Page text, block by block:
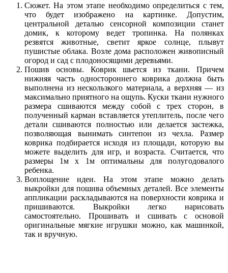
Сюжет. На этом этапе необходимо определиться с тем,
что будет изображено на картинке. Допустим,
центральной деталью сенсорной композиции станет
домик, к которому ведет тропинка. На полянках
резвятся животные, светит яркое солнце, плывут
пушистые облака. Возле дома расположен живописный
огород и сад с плодоносящими деревьями.
Пошив основы. Коврик шьется из ткани. Причем
нижняя часть одностороннего коврика должна быть
выполнена из нескользкого материала, а верхняя — из
максимально приятного на ощупь. Куски ткани нужного
размера сшиваются между собой с трех сторон, в
полученный карман вставляется утеплитель, после чего
детали сшиваются полностью или делается застежка,
позволяющая вынимать синтепон из чехла. Размер
коврика подбирается исходя из площади, которую вы
можете выделить для игр, и возраста. Считается, что
размеры 1м х 1м оптимальны для полугодовалого
ребенка.
Воплощение идеи. На этом этапе можно делать
выкройки для пошива объемных деталей. Все элементы
аппликации раскладываются на поверхности коврика и
пришиваются. Выкройки легко нарисовать
самостоятельно. Прошивать и сшивать с основой
оригинальные мягкие игрушки можно, как машинкой,
так и вручную.